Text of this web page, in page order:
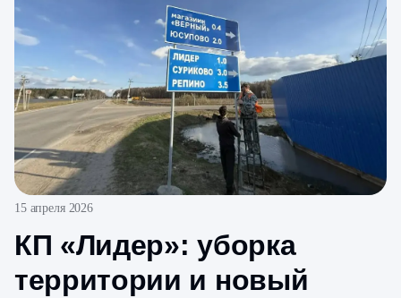
15 апреля 2026
КП «Лидер»: уборка
территории и новый